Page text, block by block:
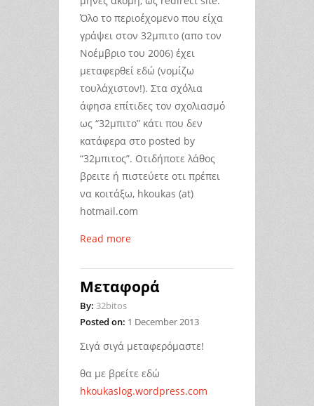
Όλο το περιοέχομενo που είχα
γράψει στον 32μπιτο (απο τον
Νοέμβριο του 2006) έχει
μεταφερθεί εδώ (νομίζω
τουλάχιστον!). Στα σχόλια
άφησa επίτιδες τον σχολιασμό
ως “32μπιτο” κάτι που δεν
κατάφερα στο posted by
“32μπιτος”. Οτιδήποτε λάθος
βρειτε ή πιστεύετε οτι πρέπει
να κοιτάξω, hkoukas (at)
hotmail.com
Read more
Μεταφορά
By: 32bitos
Posted on: 1 December 2013
Σιγά σιγά μεταφερόμαστε!
θα με βρείτε εδώ
hkoukaslog.wordpress.com